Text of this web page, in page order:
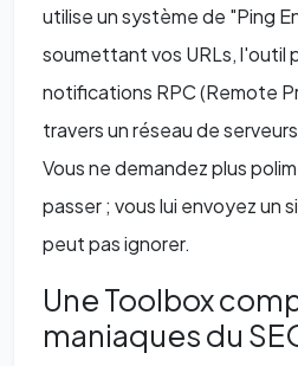
utilise un système de "Ping
soumettant vos URLs, l'outil
notifications RPC (Remote
travers un réseau de
Vous ne demandez plus
passer ; vous lui envoyez un
peut pas ignorer.
Une Toolbox
maniaques du